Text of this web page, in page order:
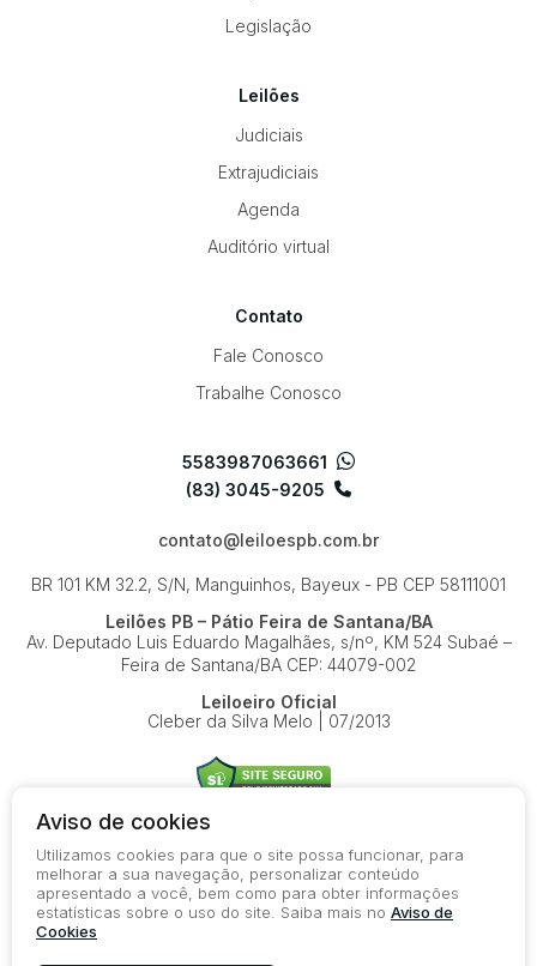
Legislação
Leilões
Judiciais
Extrajudiciais
Agenda
Auditório virtual
Contato
Fale Conosco
Trabalhe Conosco
5583987063661
(83) 3045-9205
contato@leiloespb.com.br
BR 101 KM 32.2, S/N, Manguinhos, Bayeux - PB CEP 58111001
Leilões PB – Pátio Feira de Santana/BA
Av. Deputado Luis Eduardo Magalhães, s/nº, KM 524Subaé –
Feira de Santana/BA CEP: 44079-002
Leiloeiro Oficial
Cleber da Silva Melo | 07/2013
© 2026-present - Todos os direitos reservados
Política de Privacidade
Termos de Uso
Aviso de cookies
Utilizamos cookies para que o site possa funcionar, para
melhorar a sua navegação, personalizar conteúdo
apresentado a você, bem como para obter informações
estatísticas sobre o uso do site. Saiba mais no Aviso de
Cookies